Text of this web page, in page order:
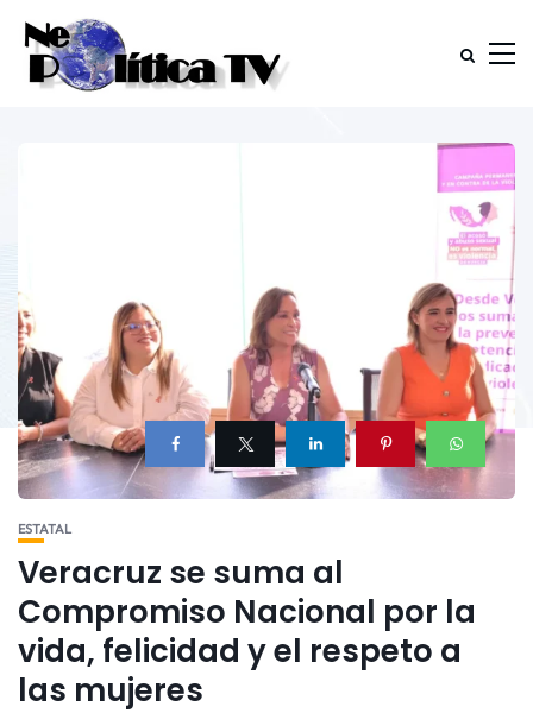
ESTATAL
Veracruz se suma al
Compromiso Nacional por la
vida, felicidad y el respeto a
las mujeres